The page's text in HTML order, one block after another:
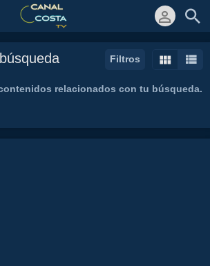
Filtros
relacionados con tu búsqueda.